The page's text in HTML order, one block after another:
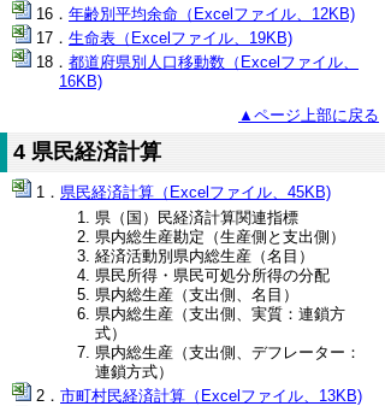
年齢別平均余命（Excelファイル、12KB)
生命表（Excelファイル、19KB)
都道府県別人口移動数（Excelファイル、
16KB)
▲ページ上部に戻る
4 県民経済計算
県民経済計算（Excelファイル、45KB)
県（国）民経済計算関連指標
県内総生産勘定（生産側と支出側）
経済活動別県内総生産（名目）
県民所得・県民可処分所得の分配
県内総生産（支出側、名目）
県内総生産（支出側、実質：連鎖方
式）
県内総生産（支出側、デフレーター：
連鎖方式）
市町村民経済計算（Excelファイル、13KB)